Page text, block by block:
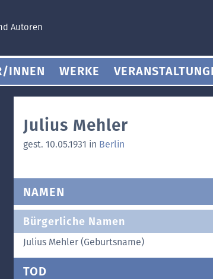
Autoren
INNEN WERKE
Julius Mehler
gest. 10.05.1931 in Berlin
NAMEN
Bürgerliche Namen
Julius Mehler (Geburtsname)
TOD